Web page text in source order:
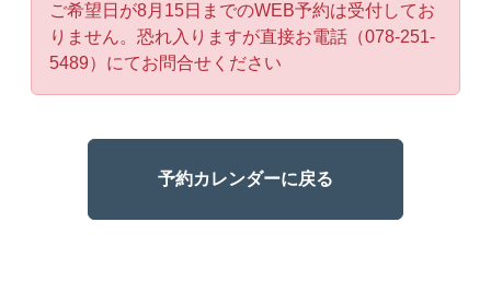
ご希望日が8月15日までのWEB予約は受付してお
りません。恐れ入りますが直接お電話（078-251-
5489）にてお問合せください
予約カレンダーに戻る